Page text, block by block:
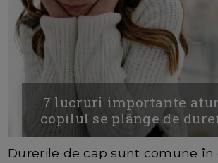
7 lucruri importante
copilul se plânge de
Durerile de cap sunt comune în